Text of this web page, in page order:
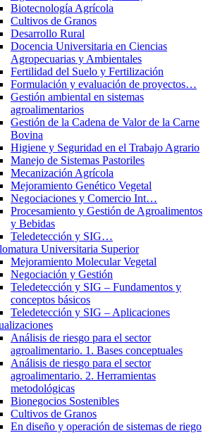
Biotecnología Agrícola
Cultivos de Granos
Desarrollo Rural
Docencia Universitaria en Ciencias
Agropecuarias y Ambientales
Fertilidad del Suelo y Fertilización
Formulación y evaluación de proyectos…
Gestión ambiental en sistemas
agroalimentarios
Gestión de la Cadena de Valor de la Carne
Bovina
Higiene y Seguridad en el Trabajo Agrario
Manejo de Sistemas Pastoriles
Mecanización Agrícola
Mejoramiento Genético Vegetal
Negociaciones y Comercio Int…
Procesamiento y Gestión de Agroalimentos
y Bebidas
Teledetección y SIG…
Universitaria Superior
Mejoramiento Molecular Vegetal
Negociación y Gestión
Teledetección y SIG – Fundamentos y
conceptos básicos
Teledetección y SIG – Aplicaciones
Análisis de riesgo para el sector
agroalimentario. 1. Bases conceptuales
Análisis de riesgo para el sector
agroalimentario. 2. Herramientas
metodológicas
Bionegocios Sostenibles
Cultivos de Granos
En diseño y operación de sistemas de riego